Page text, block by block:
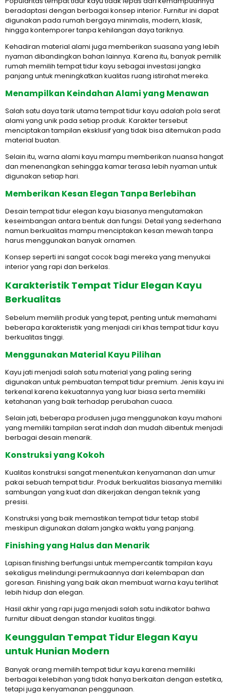
beradaptasi dengan berbagai konsep interior. Furnitur ini dapat
digunakan pada rumah bergaya minimalis, modern, klasik,
hingga kontemporer tanpa kehilangan daya tariknya.
Kehadiran material alami juga memberikan suasana yang lebih
nyaman dibandingkan bahan lainnya. Karena itu, banyak pemilik
rumah memilih tempat tidur kayu sebagai investasi jangka
panjang untuk meningkatkan kualitas ruang istirahat mereka.
Menampilkan Keindahan Alami yang Menawan
Salah satu daya tarik utama tempat tidur kayu adalah pola serat
alami yang unik pada setiap produk. Karakter tersebut
menciptakan tampilan eksklusif yang tidak bisa ditemukan pada
material buatan.
Selain itu, warna alami kayu mampu memberikan nuansa hangat
dan menenangkan sehingga kamar terasa lebih nyaman untuk
digunakan setiap hari.
Memberikan Kesan Elegan Tanpa Berlebihan
Desain tempat tidur elegan kayu biasanya mengutamakan
keseimbangan antara bentuk dan fungsi. Detail yang sederhana
namun berkualitas mampu menciptakan kesan mewah tanpa
harus menggunakan banyak ornamen.
Konsep seperti ini sangat cocok bagi mereka yang menyukai
interior yang rapi dan berkelas.
Karakteristik Tempat Tidur Elegan Kayu
Berkualitas
Sebelum memilih produk yang tepat, penting untuk memahami
beberapa karakteristik yang menjadi ciri khas tempat tidur kayu
berkualitas tinggi.
Menggunakan Material Kayu Pilihan
Kayu jati menjadi salah satu material yang paling sering
digunakan untuk pembuatan tempat tidur premium. Jenis kayu ini
terkenal karena kekuatannya yang luar biasa serta memiliki
ketahanan yang baik terhadap perubahan cuaca.
Selain jati, beberapa produsen juga menggunakan kayu mahoni
yang memiliki tampilan serat indah dan mudah dibentuk menjadi
berbagai desain menarik.
Konstruksi yang Kokoh
Kualitas konstruksi sangat menentukan kenyamanan dan umur
pakai sebuah tempat tidur. Produk berkualitas biasanya memiliki
sambungan yang kuat dan dikerjakan dengan teknik yang
presisi.
Konstruksi yang baik memastikan tempat tidur tetap stabil
meskipun digunakan dalam jangka waktu yang panjang.
Finishing yang Halus dan Menarik
Lapisan finishing berfungsi untuk mempercantik tampilan kayu
sekaligus melindungi permukaannya dari kelembapan dan
goresan. Finishing yang baik akan membuat warna kayu terlihat
lebih hidup dan elegan.
Hasil akhir yang rapi juga menjadi salah satu indikator bahwa
furnitur dibuat dengan standar kualitas tinggi.
Keunggulan Tempat Tidur Elegan Kayu
untuk Hunian Modern
Banyak orang memilih tempat tidur kayu karena memiliki
berbagai kelebihan yang tidak hanya berkaitan dengan estetika,
tetapi juga kenyamanan penggunaan.